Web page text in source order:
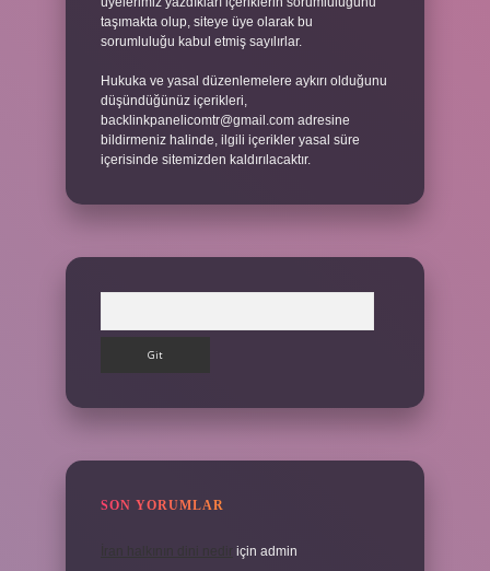
taşımakta olup, siteye üye olarak bu
sorumluluğu kabul etmiş sayılırlar.
Hukuka ve yasal düzenlemelere aykırı olduğunu
düşündüğünüz içerikleri,
backlinkpanelicomtr@gmail.com adresine
bildirmeniz halinde, ilgili içerikler yasal süre
içerisinde sitemizden kaldırılacaktır.
SON YORUMLAR
için admin